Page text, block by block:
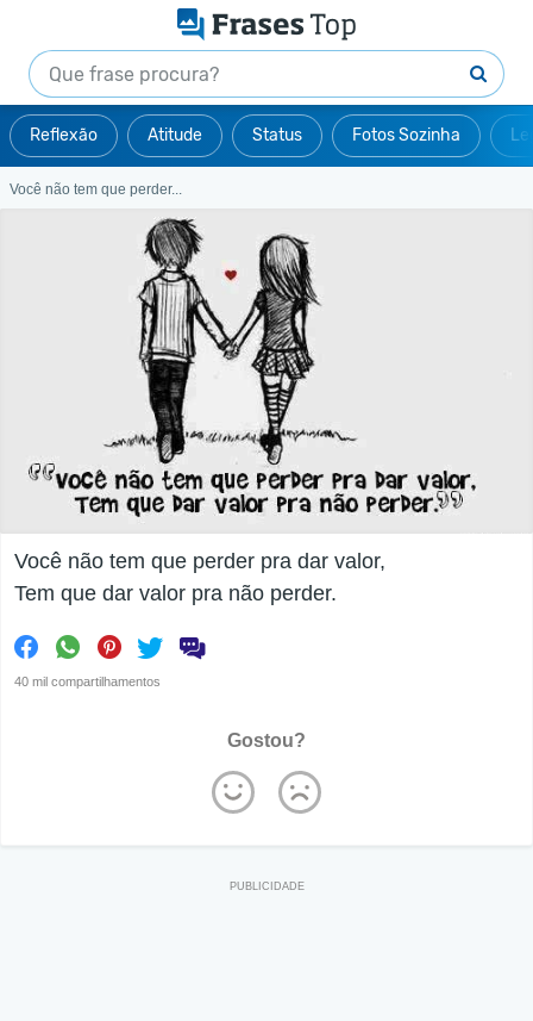
Reflexão Atitude Status Fotos Sozinha
Você não tem que perder...
Você não tem que perder pra dar valor,
Tem que dar valor pra não perder.
40 mil compartilhamentos
Gostou?